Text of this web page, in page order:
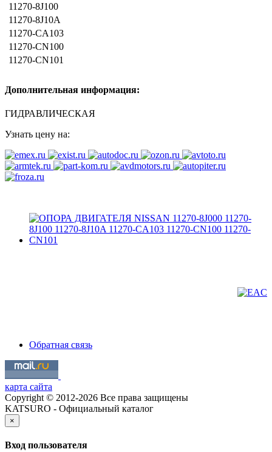
11270-8J100
11270-8J10A
11270-CA103
11270-CN100
11270-CN101
Дополнительная информация:
ГИДРАВЛИЧЕСКАЯ
Узнать цену на:
Обратная связь
карта сайта
Copyright © 2012-2026 Все права защищены
KATSURO - Официальный каталог
×
Вход пользователя